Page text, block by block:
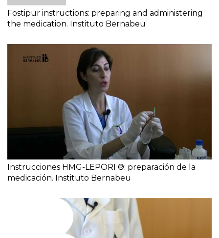
Fostipur instructions: preparing and administering
the medication. Instituto Bernabeu
Instrucciones HMG-LEPORI ®: preparación de la
medicación. Instituto Bernabeu